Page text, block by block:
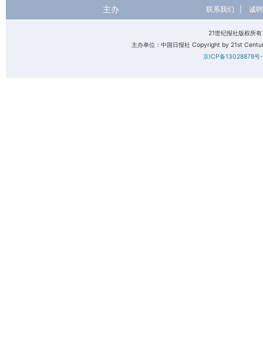
主办 联系我们 诚
21世纪报社版权所
主办单位：中国日报社 Copyright by 21st
京ICP备13028878号